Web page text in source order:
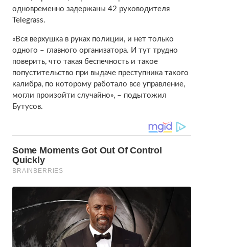
одновременно задержаны 42 руководителя
Telegrass.
«Вся верхушка в руках полиции, и нет только
одного – главного организатора. И тут трудно
поверить, что такая беспечность и такое
попустительство при выдаче преступника такого
калибра, по которому работало все управление,
могли произойти случайно», – подытожил
Бутусов.